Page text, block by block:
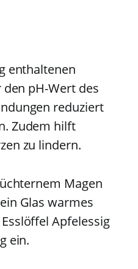
enthaltenen
pH-Wert des
reduziert
Zudem hilft
zu lindern.
Magen
Glas warmes
Apfelessig
ein.